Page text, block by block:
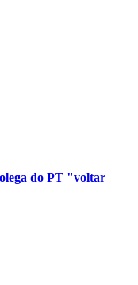
do PT "voltar